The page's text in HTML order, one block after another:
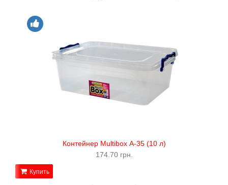
Контейнер Multibox А-35 (10 л)
174.70 грн.
Купить